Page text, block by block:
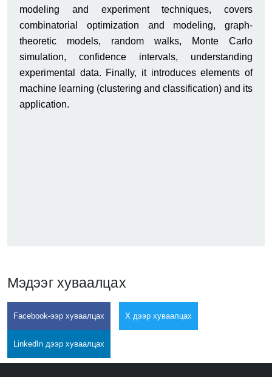
modeling and experiment techniques, covers
combinatorial optimization and modeling, graph-
theoretic models, random walks, Monte Carlo
simulation, confidence intervals, understanding
experimental data. Finally, it introduces elements of
machine learning (clustering and classification) and its
application.
Мэдээг хуваалцах
Facebook-ээр хуваалцах X дээр хуваалцах
LinkedIn дээр хуваалцах